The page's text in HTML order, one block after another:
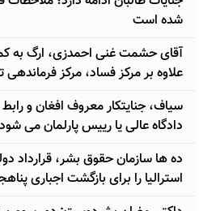
شده است
آقای حشمت غنی احمدزی، ارگ به
علاوه بر مرکز فساد، مرکز
سیاف، جنایتکار معروف افغان و
دادگاه عالی یا رییس پارلمان می
ده ها سازمان حقوق بشر، قرارداد
استرالیا را برای بازگشت اجباری